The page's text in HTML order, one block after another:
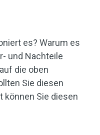
es? Warum es
und Nachteile
die oben
Sie diesen
können Sie diesen